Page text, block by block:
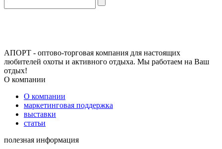
АПОРТ - оптово-торговая компания для настоящих
любителей охоты и активного отдыха. Мы работаем на Ваш
отдых!
О компании
О компании
маркетинговая поддержка
выставки
статьи
полезная информация